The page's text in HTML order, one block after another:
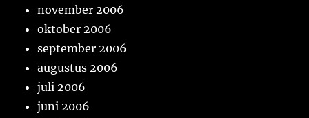
november 2006
oktober 2006
september 2006
augustus 2006
juli 2006
juni 2006